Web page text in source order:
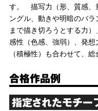
す。 描写力（形、質感、
ングル、動きや明暗のバ
まで描き切ろうとする力
感性（色感、強弱）、発
（積極性）も合わせて、
合格作品例
指定されたモチー